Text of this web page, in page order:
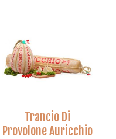
Trancio Di
Provolone Auricchio